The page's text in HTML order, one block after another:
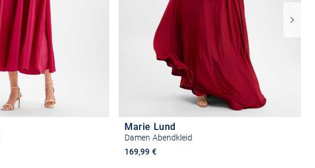
Marie Lund
Damen Abendkleid
169,99 €